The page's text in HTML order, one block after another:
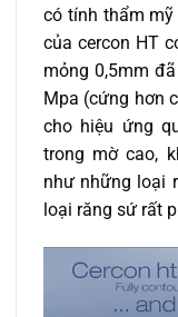
có tính thẩm
của cercon HT
mỏng 0,5mm
Mpa (cứng hơn
cho hiệu ứng
trong mờ cao,
như những loại
loại răng sứ rất